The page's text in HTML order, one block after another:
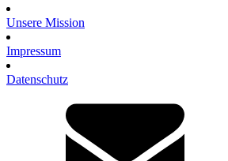
Unsere Mission
Impressum
Datenschutz